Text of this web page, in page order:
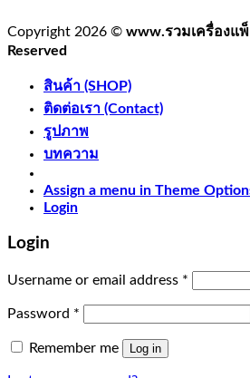
Copyright 2026 © www.รวมเครื่องแ
Reserved
สินค้า (SHOP)
ติดต่อเรา (Contact)
รูปภาพ
บทความ
Assign a menu in Theme
Login
Login
Username or email address *
Password *
Remember me Log in